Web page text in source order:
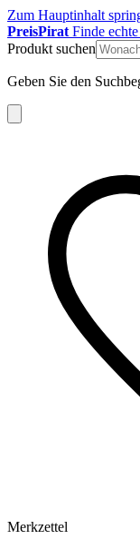
Zum Hauptinhalt
PreisPirat Finde
Produkt suchen
Geben Sie den
Merkzettel